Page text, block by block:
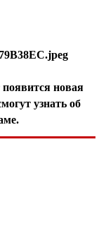
появится новая
узнать об